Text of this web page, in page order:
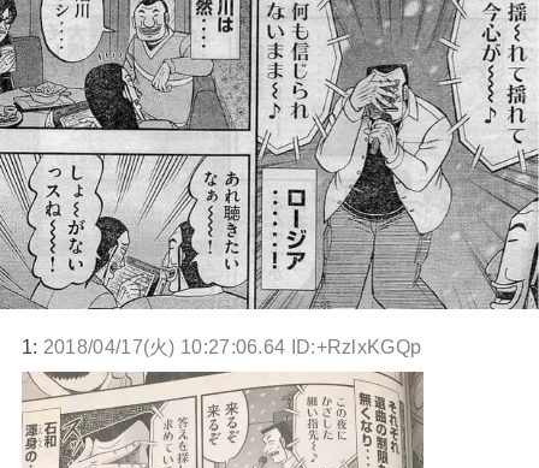
1: 2018/04/17(火) 10:27:06.64 ID:+RzlxKGQp